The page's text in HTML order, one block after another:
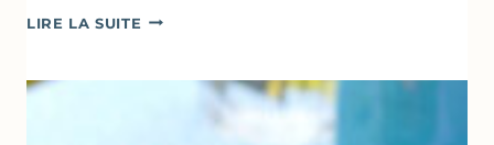
LIRE LA SUITE COMME
À
COURGETTE…